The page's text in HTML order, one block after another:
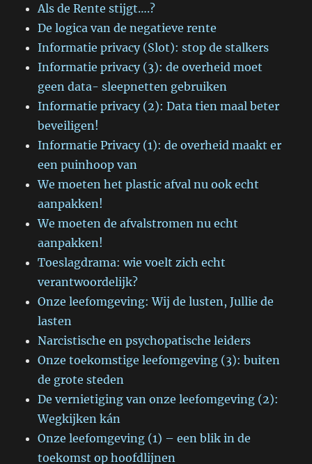
Als de Rente stijgt….?
De logica van de negatieve rente
Informatie privacy (Slot): stop de stalkers
Informatie privacy (3): de overheid moet
geen data- sleepnetten gebruiken
Informatie privacy (2): Data tien maal beter
beveiligen!
Informatie Privacy (1): de overheid maakt er
een puinhoop van
We moeten het plastic afval nu ook echt
aanpakken!
We moeten de afvalstromen nu echt
aanpakken!
Toeslagdrama: wie voelt zich echt
verantwoordelijk?
Onze leefomgeving: Wij de lusten, Jullie de
lasten
Narcistische en psychopatische leiders
Onze toekomstige leefomgeving (3): buiten
de grote steden
De vernietiging van onze leefomgeving (2):
Wegkijken kán
Onze leefomgeving (1) – een blik in de
toekomst op hoofdlijnen